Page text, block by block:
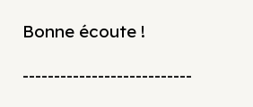
Bonne écoute !
---------------------------